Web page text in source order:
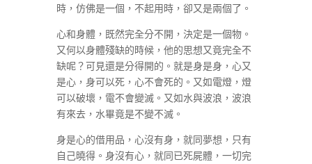
時，仿佛是一個，不起用時，卻又是兩個了。
心和身體，既然完全分不開，決定是一個物。
又何以身體殘缺的時候，他的思想又竟完全不
缺呢？可見還是分得開的。就是身是身，心又
是心，身可以死，心不會死的。又如電燈，燈
可以破壞，電不會變滅。又如水與波浪，波浪
有來去，水畢竟是不變不滅。
身是心的借用品，心沒有身，就同夢想，只有
自己曉得。身沒有心，就同已死屍體，一切完